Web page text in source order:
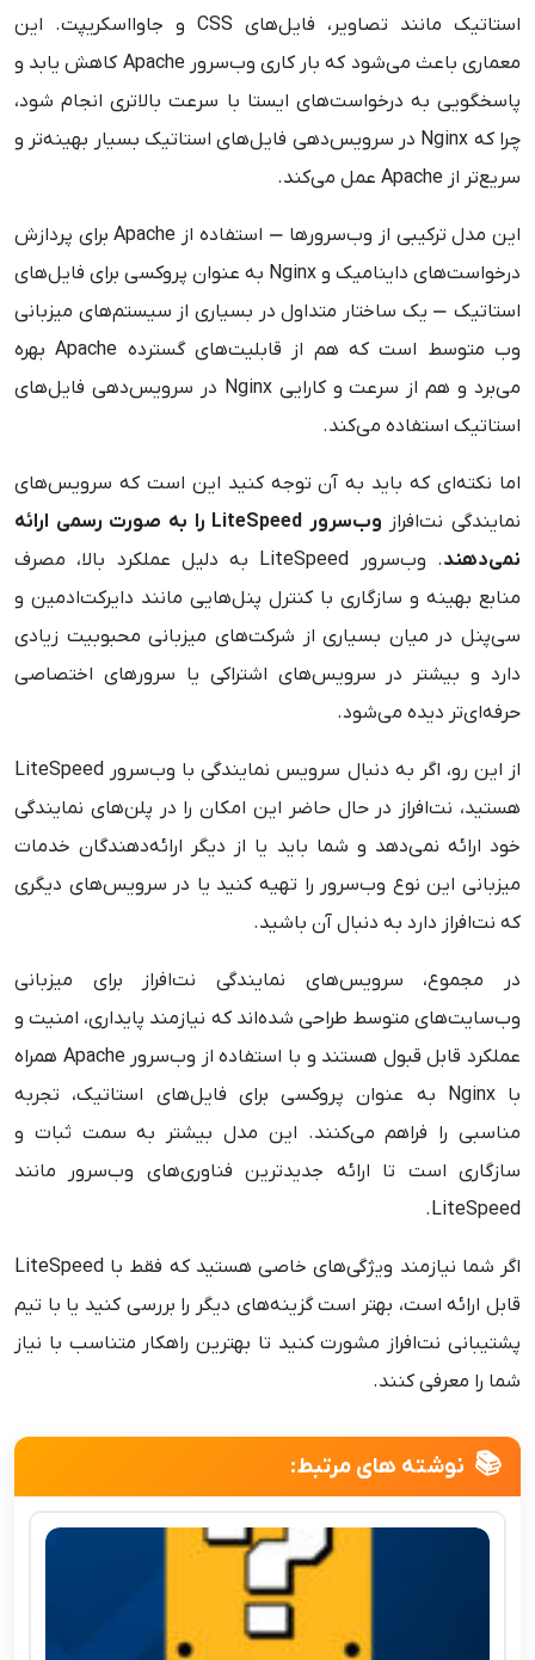
استاتیک مانند تصاویر، فایل‌های CSS و جاوااسکریپت. این
معماری باعث می‌شود که بار کاری وب‌سرور Apache کاهش یابد و
پاسخگویی به درخواست‌های ایستا با سرعت بالاتری انجام شود،
چرا که Nginx در سرویس‌دهی فایل‌های استاتیک بسیار بهینه‌تر و
سریع‌تر از Apache عمل می‌کند.
این مدل ترکیبی از وب‌سرورها — استفاده از Apache برای پردازش
درخواست‌های داینامیک و Nginx به عنوان پروکسی برای فایل‌های
استاتیک — یک ساختار متداول در بسیاری از سیستم‌های میزبانی
وب متوسط است که هم از قابلیت‌های گسترده Apache بهره
می‌برد و هم از سرعت و کارایی Nginx در سرویس‌دهی فایل‌های
استاتیک استفاده می‌کند.
اما نکته‌ای که باید به آن توجه کنید این است که سرویس‌های
نمایندگی نت‌افراز
وب‌سرور LiteSpeed را به صورت رسمی ارائه
نمی‌دهند
. وب‌سرور LiteSpeed به دلیل عملکرد بالا، مصرف
منابع بهینه و سازگاری با کنترل پنل‌هایی مانند دایرکت‌ادمین و
سی‌پنل در میان بسیاری از شرکت‌های میزبانی محبوبیت زیادی
دارد و بیشتر در سرویس‌های اشتراکی یا سرورهای اختصاصی
حرفه‌ای‌تر دیده می‌شود.
از این رو، اگر به دنبال سرویس نمایندگی با وب‌سرور LiteSpeed
هستید، نت‌افراز در حال حاضر این امکان را در پلن‌های نمایندگی
خود ارائه نمی‌دهد و شما باید یا از دیگر ارائه‌دهندگان خدمات
میزبانی این نوع وب‌سرور را تهیه کنید یا در سرویس‌های دیگری
که نت‌افراز دارد به دنبال آن باشید.
در مجموع، سرویس‌های نمایندگی نت‌افراز برای میزبانی
وب‌سایت‌های متوسط طراحی شده‌اند که نیازمند پایداری، امنیت و
عملکرد قابل قبول هستند و با استفاده از وب‌سرور Apache همراه
با Nginx به عنوان پروکسی برای فایل‌های استاتیک، تجربه
مناسبی را فراهم می‌کنند. این مدل بیشتر به سمت ثبات و
سازگاری است تا ارائه جدیدترین فناوری‌های وب‌سرور مانند
LiteSpeed.
اگر شما نیازمند ویژگی‌های خاصی هستید که فقط با LiteSpeed
قابل ارائه است، بهتر است گزینه‌های دیگر را بررسی کنید یا با تیم
پشتیبانی نت‌افراز مشورت کنید تا بهترین راهکار متناسب با نیاز
شما را معرفی کنند.
نوشته های مرتبط: